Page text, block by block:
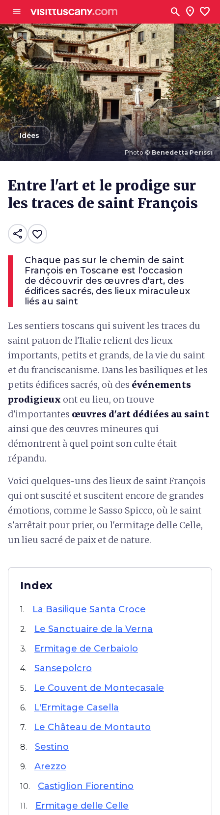
menu search location_on favorite
Photo ©Benedetta Perissi
arrow_backIdées
Entre l'art et le prodige sur
les traces de saint François
share favorite_border
Chaque pas sur le chemin de saint
François en Toscane est l'occasion
de découvrir des œuvres d'art, des
édifices sacrés, des lieux miraculeux
liés au saint
Les sentiers toscans qui suivent les traces du
saint patron de l'Italie relient des lieux
importants, petits et grands, de la vie du saint
et du franciscanisme. Dans les basiliques et les
petits édifices sacrés, où des événements
prodigieux ont eu lieu, on trouve
d'importantes œuvres d'art dédiées au saint
ainsi que des œuvres mineures qui
démontrent à quel point son culte était
répandu.
Voici quelques-uns des lieux de saint François
qui ont suscité et suscitent encore de grandes
émotions, comme le Sasso Spicco, où le saint
s'arrêtait pour prier, ou l'ermitage delle Celle,
un lieu sacré de paix et de nature.
Index
1. La Basilique Santa Croce
2. Le Sanctuaire de la Verna
3. Ermitage de Cerbaiolo
4. Sansepolcro
5. Le Couvent de Montecasale
6. L'Ermitage Casella
7. Le Château de Montauto
8. Sestino
9. Arezzo
10. Castiglion Fiorentino
11. Ermitage delle Celle